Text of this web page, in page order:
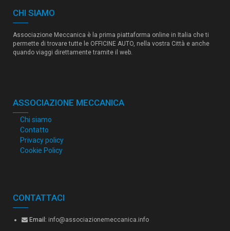
CHI SIAMO
Associazione Meccanica è la prima piattaforma online in Italia che ti
permette di trovare tutte le OFFICINE AUTO, nella vostra Città e anche
quando viaggi direttamente tramite il web.
ASSOCIAZIONE MECCANICA
Chi siamo
Contatto
Privacy policy
Cookie Policy
CONTATTACI
Email: info@associazionemeccanica.info